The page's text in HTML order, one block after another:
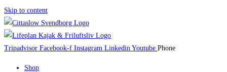
Skip to content
Tripadvisor Facebook-f Instagram Linkedin Youtube Phone
Shop